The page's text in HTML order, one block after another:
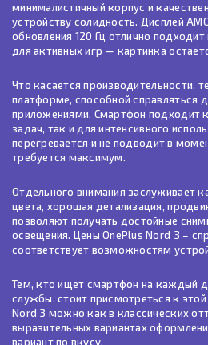
минималистичный корпус и
устройству солидность. Дисплей
обновления 120 Гц отлично
для активных игр — картинка
Что касается производительности,
платформе, способной справляться
приложениями. Смартфон подходит
задач, так и для интенсивного
перегревается и не подводит в
требуется максимум.
Отдельного внимания заслуживает
цвета, хорошая детализация,
позволяют получать достойные
освещения. Цены OnePlus Nord 3 –
соответствует возможностям
Тем, кто ищет смартфон на каждый
службы, стоит присмотреться к
Nord 3 можно как в классических
выразительных вариантах
вариант по вкусу.